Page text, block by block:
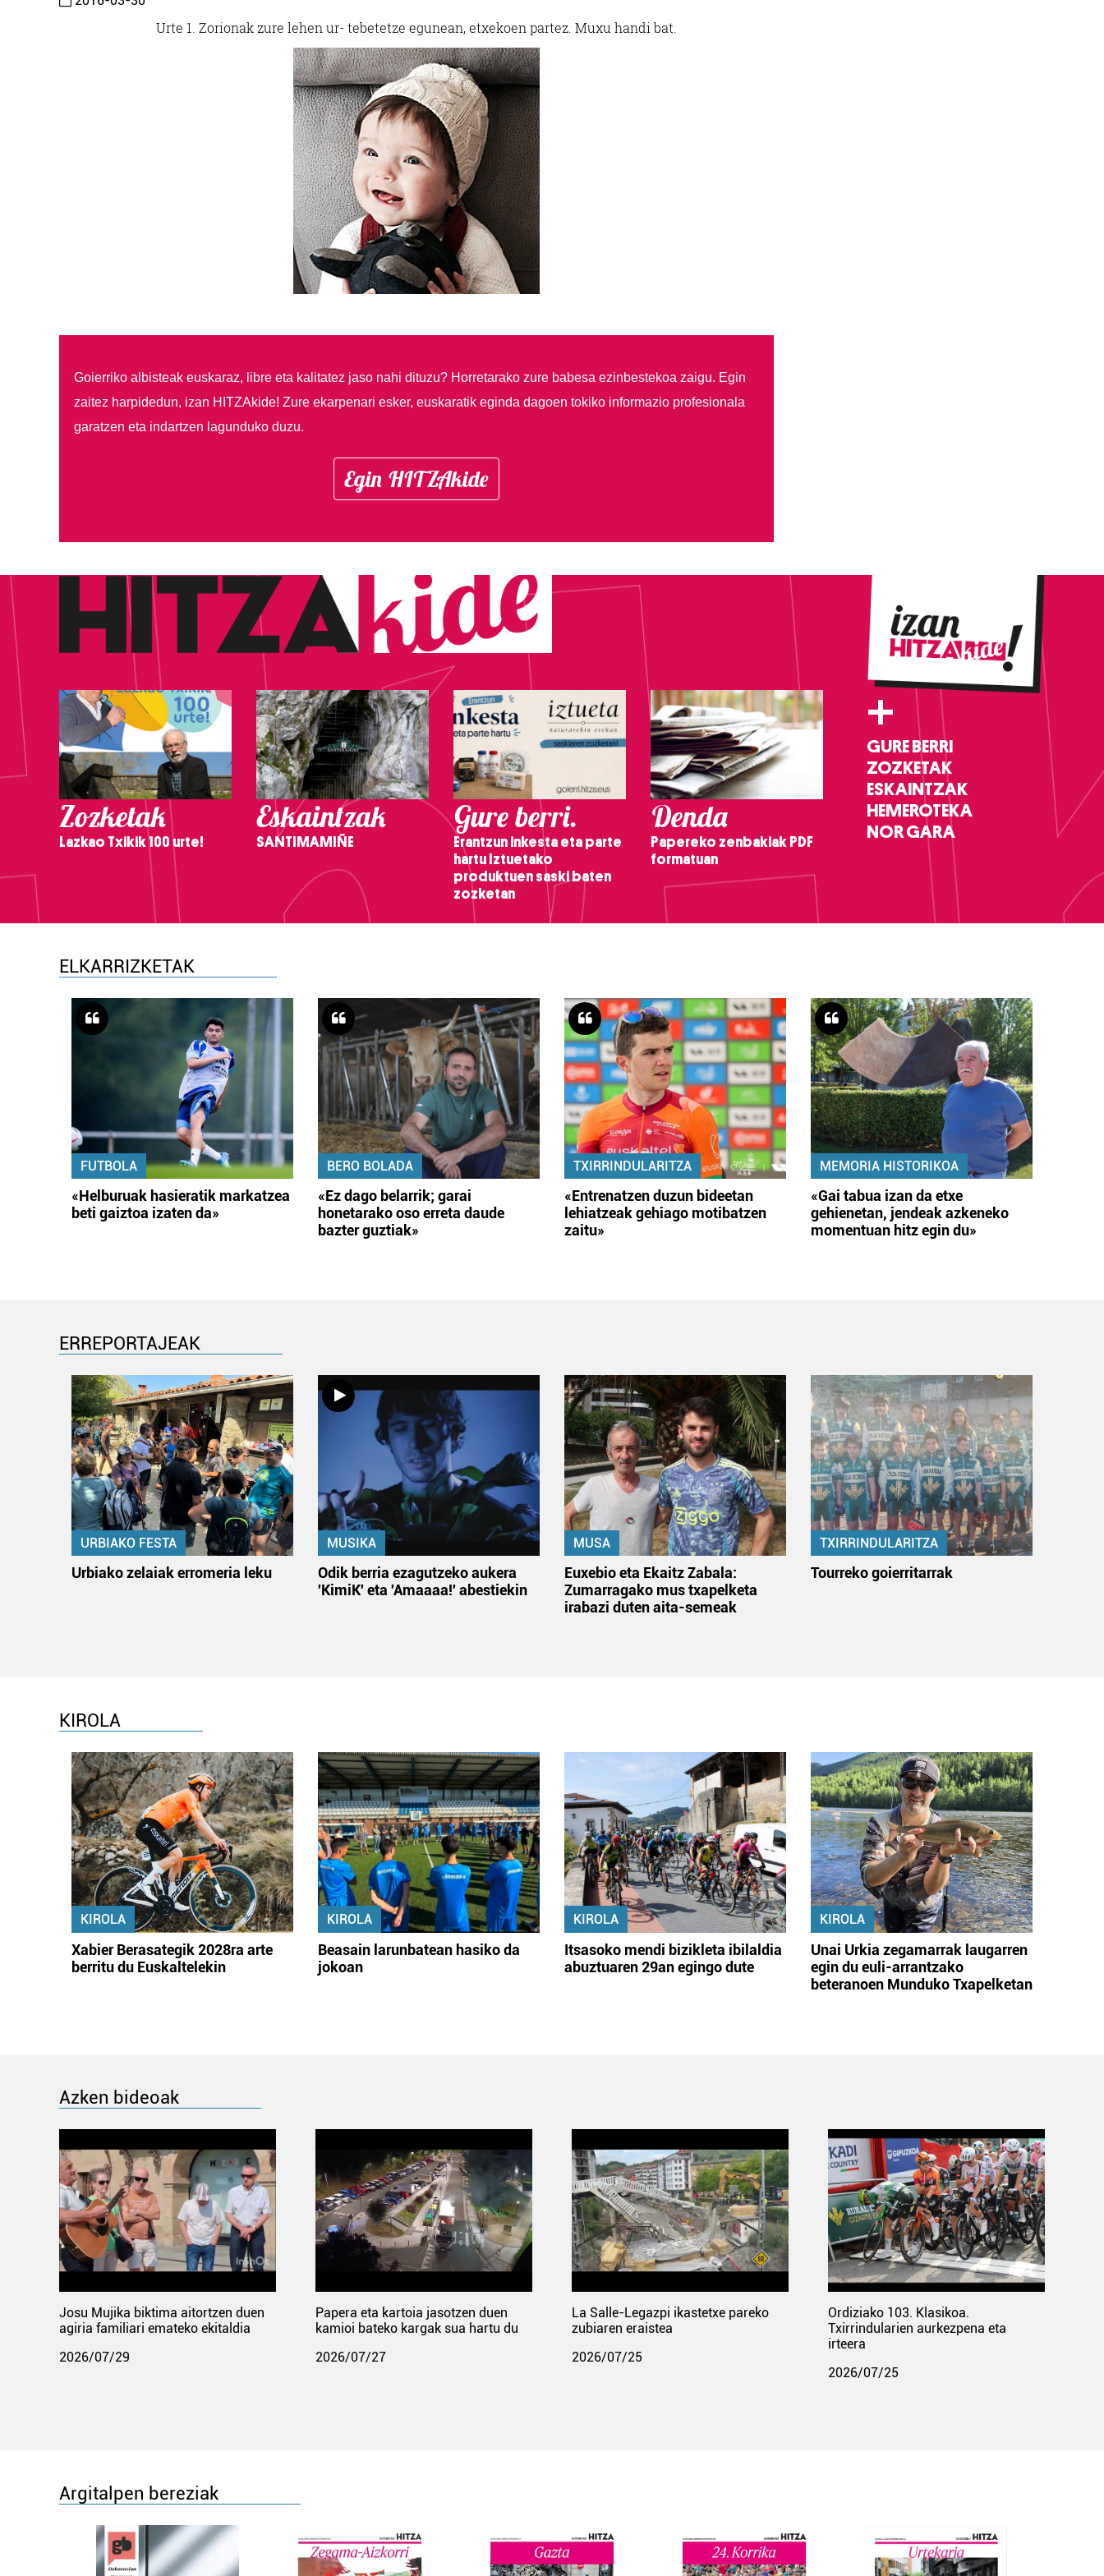
Urte 1. Zorionak zure lehen ur- tebetetze egunean, etxekoen partez. Muxu handi bat.
Goierriko albisteak euskaraz, libre eta kalitatez jaso nahi dituzu? Horretarako zure babesa ezinbestekoa zaigu. Egin
zaitez harpidedun, izan HITZAkide! Zure ekarpenari esker, euskaratik eginda dagoen tokiko informazio profesionala
garatzen eta indartzen lagunduko duzu.
Egin HITZAkide
Zozketak
Lazkao Txikik 100 urte!
Eskaintzak
SANTIMAMIÑE
Gure berri.
Erantzun inkesta eta parte
hartu Iztuetako
produktuen saski baten
zozketan
Denda
Papereko zenbakiak PDF
formatuan
+
GURE BERRI
ZOZKETAK
ESKAINTZAK
HEMEROTEKA
NOR GARA
ELKARRIZKETAK
FUTBOLA
«Helburuak hasieratik markatzea
beti gaiztoa izaten da»
BERO BOLADA
«Ez dago belarrik; garai
honetarako oso erreta daude
bazter guztiak»
TXIRRINDULARITZA
«Entrenatzen duzun bideetan
lehiatzeak gehiago motibatzen
zaitu»
MEMORIA HISTORIKOA
«Gai tabua izan da etxe
gehienetan, jendeak azkeneko
momentuan hitz egin du»
ERREPORTAJEAK
URBIAKO FESTA
Urbiako zelaiak erromeria leku
MUSIKA
Odik berria ezagutzeko aukera
'KimiK' eta 'Amaaaa!' abestiekin
MUSA
Euxebio eta Ekaitz Zabala:
Zumarragako mus txapelketa
irabazi duten aita-semeak
TXIRRINDULARITZA
Tourreko goierritarrak
KIROLA
KIROLA
Xabier Berasategik 2028ra arte
berritu du Euskaltelekin
KIROLA
Beasain larunbatean hasiko da
jokoan
KIROLA
Itsasoko mendi bizikleta ibilaldia
abuztuaren 29an egingo dute
KIROLA
Unai Urkia zegamarrak laugarren
egin du euli-arrantzako
beteranoen Munduko Txapelketan
Azken bideoak
Josu Mujika biktima aitortzen duen
agiria familiari emateko ekitaldia
2026/07/29
Papera eta kartoia jasotzen duen
kamioi bateko kargak sua hartu du
2026/07/27
La Salle-Legazpi ikastetxe pareko
zubiaren eraistea
2026/07/25
Ordiziako 103. Klasikoa.
Txirrindularien aurkezpena eta
irteera
2026/07/25
Argitalpen bereziak